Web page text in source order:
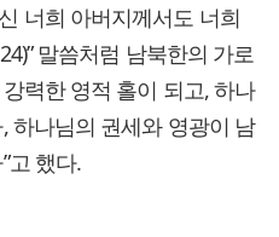
너희 아버지께서도 너희
말씀처럼 남북한의 가로
력한 영적 홀이 되고, 하나
하나님의 권세와 영광이 남
고 했다.